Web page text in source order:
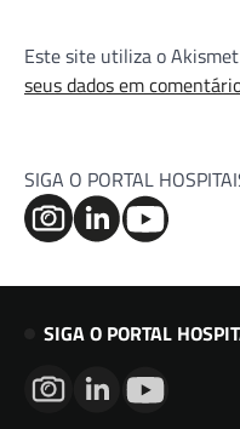
Este site utiliza o
seus dados em
SIGA O PORTAL
SIGA O PORTAL